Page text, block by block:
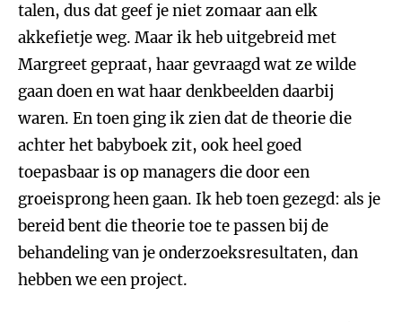
talen, dus dat geef je niet zomaar aan elk
akkefietje weg. Maar ik heb uitgebreid met
Margreet gepraat, haar gevraagd wat ze wilde
gaan doen en wat haar denkbeelden daarbij
waren. En toen ging ik zien dat de theorie die
achter het babyboek zit, ook heel goed
toepasbaar is op managers die door een
groeisprong heen gaan. Ik heb toen gezegd: als je
bereid bent die theorie toe te passen bij de
behandeling van je onderzoeksresultaten, dan
hebben we een project.